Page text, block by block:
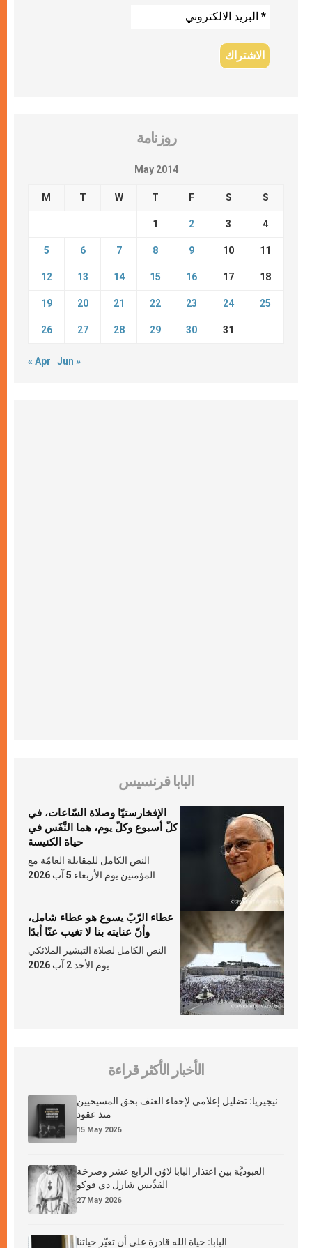
روزنامة
May 2014
M T W T F S S
1 2 3 4
5 6 7 8 9 10 11
12 13 14 15 16 17 18
19 20 21 22 23 24 25
26 27 28 29 30 31
« Apr Jun »
البابا فرنسيس
الإفخارستيّا وصلاة السّاعات، في
كلّ أسبوع وكلّ يوم، هما النَّفَس في
حياة الكنيسة
النص الكامل للمقابلة العامّة مع
المؤمنين يوم الأربعاء 5 آب 2026
عطاء الرّبّ يسوع هو عطاء شامل،
وأنّ عنايته بنا لا تغيب عنّا أبدًا
النص الكامل لصلاة التبشير الملائكي
يوم الأحد 2 آب 2026
الأخبار الأكثر قراءة
نيجيريا: تضليل إعلامي لإخفاء العنف بحق المسيحيين
منذ عقود
15 May 2026
العبوديَّة بين اعتذار البابا لاوُن الرابع عشر وصرخة
القدِّيس شارل دي فوكو
27 May 2026
البابا: حياة الله قادرة على أن تغيّر حياتنا